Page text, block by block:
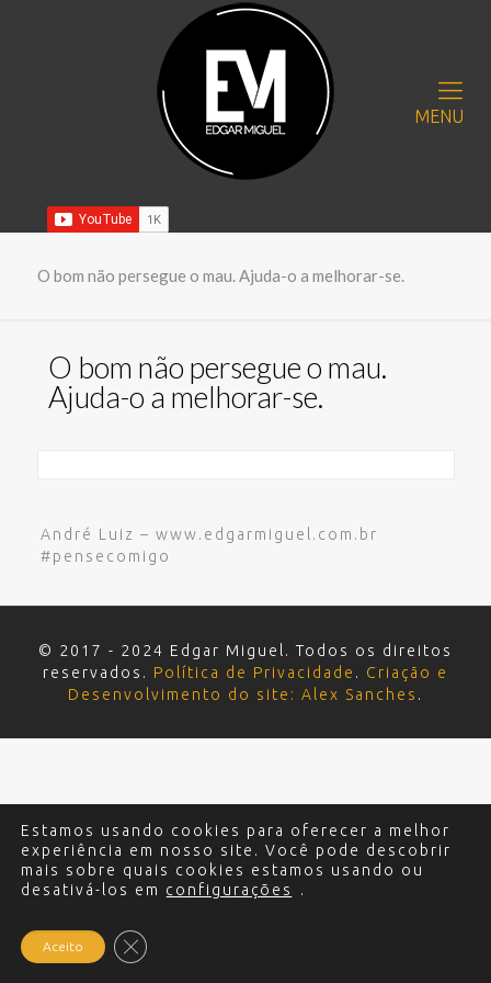
MENU
O bom não persegue o mau. Ajuda-o a melhorar-se.
O bom não persegue o mau.
Ajuda-o a melhorar-se.
André Luiz – www.edgarmiguel.com.br
#pensecomigo
© 2017 - 2024 Edgar Miguel. Todos os direitos
reservados. Política de Privacidade . Criação e
Desenvolvimento do site: Alex Sanches .
Estamos usando cookies para oferecer a melhor
experiência em nosso site. Você pode descobrir
mais sobre quais cookies estamos usando ou
desativá-los em configurações .
Aceito Close GDPR Cookie Banner